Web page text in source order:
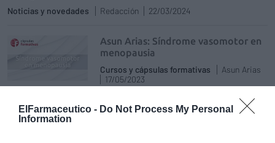
ElFarmaceutico - Do Not Process My Personal
Information
Noticias y novedades Redacción 22/03/2024
Asun Arias: Síndrome vasomotor en
menopausia
Cursos y cápsulas formativas
Asun Arias
17/05/2023
«La mujer en el climaterio. Abordaje